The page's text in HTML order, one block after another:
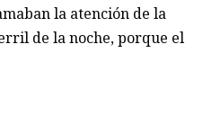
la atención de la
de la noche, porque el